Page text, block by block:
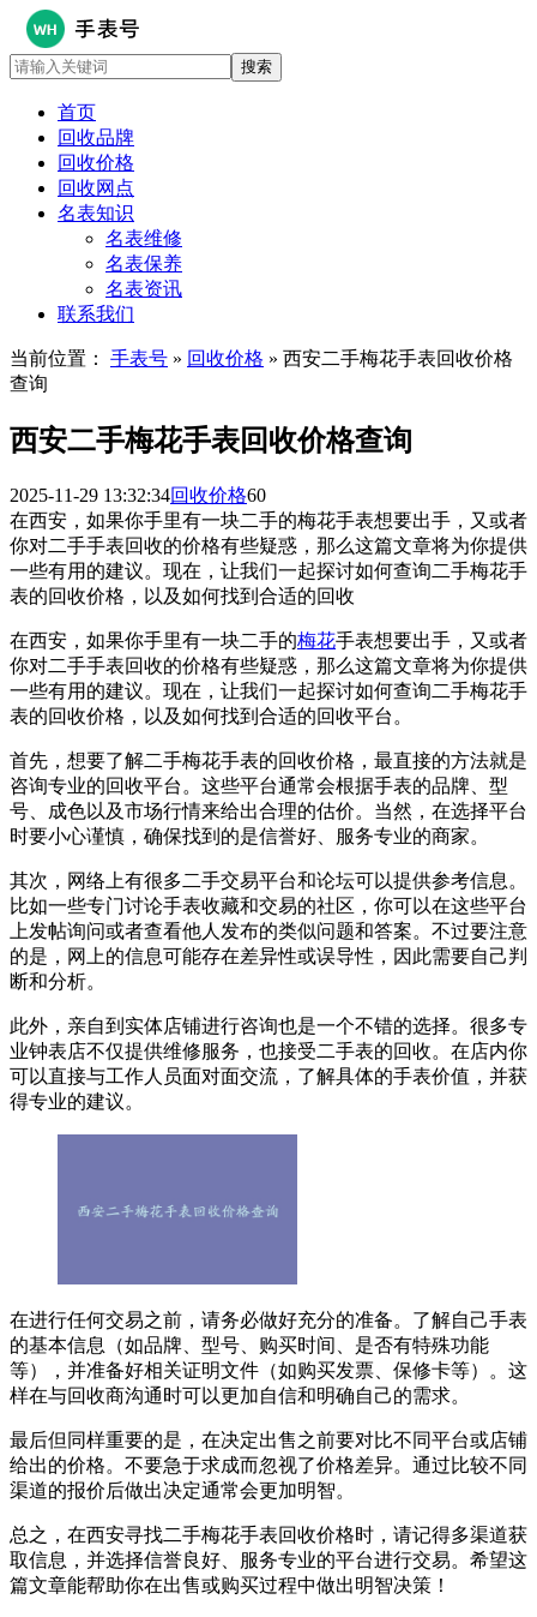
首页
回收品牌
回收价格
回收网点
名表知识
名表维修
名表保养
名表资讯
联系我们
当前位置： 手表号 » 回收价格 » 西安二手梅花手表回收价格
查询
西安二手梅花手表回收价格查询
2025-11-29 13:32:34回收价格60
在西安，如果你手里有一块二手的梅花手表想要出手，又或者
你对二手手表回收的价格有些疑惑，那么这篇文章将为你提供
一些有用的建议。现在，让我们一起探讨如何查询二手梅花手
表的回收价格，以及如何找到合适的回收
在西安，如果你手里有一块二手的梅花手表想要出手，又或者
你对二手手表回收的价格有些疑惑，那么这篇文章将为你提供
一些有用的建议。现在，让我们一起探讨如何查询二手梅花手
表的回收价格，以及如何找到合适的回收平台。
首先，想要了解二手梅花手表的回收价格，最直接的方法就是
咨询专业的回收平台。这些平台通常会根据手表的品牌、型
号、成色以及市场行情来给出合理的估价。当然，在选择平台
时要小心谨慎，确保找到的是信誉好、服务专业的商家。
其次，网络上有很多二手交易平台和论坛可以提供参考信息。
比如一些专门讨论手表收藏和交易的社区，你可以在这些平台
上发帖询问或者查看他人发布的类似问题和答案。不过要注意
的是，网上的信息可能存在差异性或误导性，因此需要自己判
断和分析。
此外，亲自到实体店铺进行咨询也是一个不错的选择。很多专
业钟表店不仅提供维修服务，也接受二手表的回收。在店内你
可以直接与工作人员面对面交流，了解具体的手表价值，并获
得专业的建议。
在进行任何交易之前，请务必做好充分的准备。了解自己手表
的基本信息（如品牌、型号、购买时间、是否有特殊功能
等），并准备好相关证明文件（如购买发票、保修卡等）。这
样在与回收商沟通时可以更加自信和明确自己的需求。
最后但同样重要的是，在决定出售之前要对比不同平台或店铺
给出的价格。不要急于求成而忽视了价格差异。通过比较不同
渠道的报价后做出决定通常会更加明智。
总之，在西安寻找二手梅花手表回收价格时，请记得多渠道获
取信息，并选择信誉良好、服务专业的平台进行交易。希望这
篇文章能帮助你在出售或购买过程中做出明智决策！